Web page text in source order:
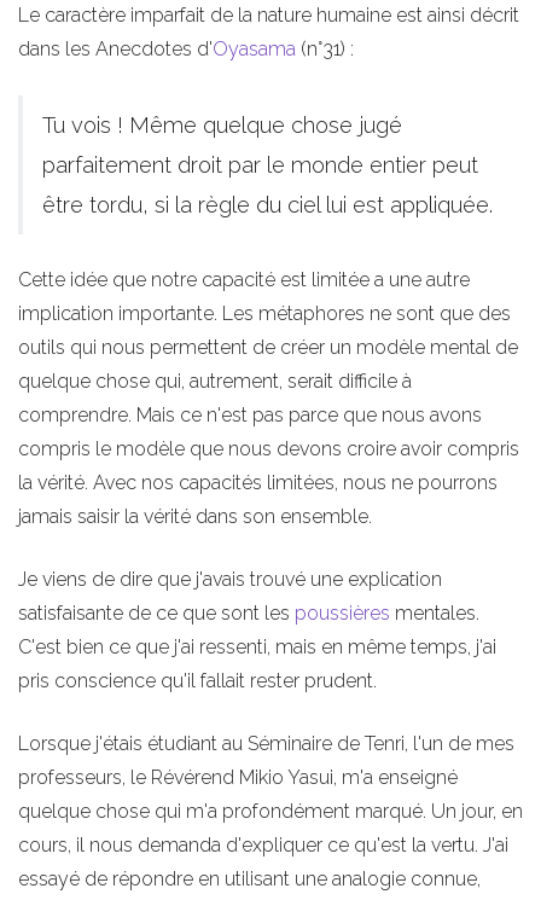
Le caractère imparfait de la nature humaine est ainsi décrit
dans les Anecdotes d'Oyasama (n°31) :
Tu vois ! Même quelque chose jugé
parfaitement droit par le monde entier peut
être tordu, si la règle du ciel lui est appliquée.
Cette idée que notre capacité est limitée a une autre
implication importante. Les métaphores ne sont que des
outils qui nous permettent de créer un modèle mental de
quelque chose qui, autrement, serait difficile à
comprendre. Mais ce n'est pas parce que nous avons
compris le modèle que nous devons croire avoir compris
la vérité. Avec nos capacités limitées, nous ne pourrons
jamais saisir la vérité dans son ensemble.
Je viens de dire que j'avais trouvé une explication
satisfaisante de ce que sont les poussières mentales.
C'est bien ce que j'ai ressenti, mais en même temps, j'ai
pris conscience qu'il fallait rester prudent.
Lorsque j'étais étudiant au Séminaire de Tenri, l'un de mes
professeurs, le Révérend Mikio Yasui, m'a enseigné
quelque chose qui m'a profondément marqué. Un jour, en
cours, il nous demanda d'expliquer ce qu'est la vertu. J'ai
essayé de répondre en utilisant une analogie connue,